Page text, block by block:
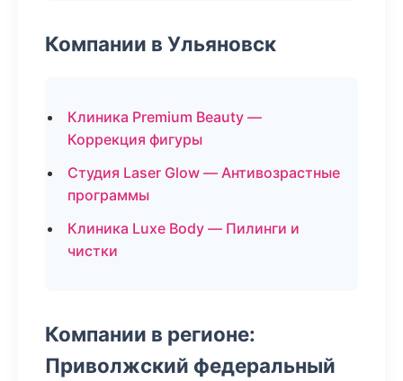
Компании в Ульяновск
Клиника Premium Beauty —
Коррекция фигуры
Студия Laser Glow — Антивозрастные
программы
Клиника Luxe Body — Пилинги и
чистки
Компании в регионе:
Приволжский федеральный